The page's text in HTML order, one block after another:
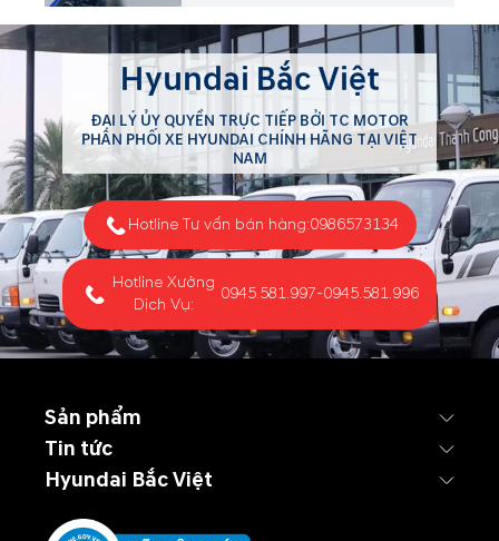
hưởng chế độ bảo hành
theo chính sách theo quy
định.Các điều khoản bảo
hành được áp dụng cho xe
ô tô Hyundai Thành Công
Việt Nam phân phối thông
qua các Đại lý ủy quyền và
chỉ có giá trị trong phạm vi...
Hyundai Bắc Việt
ĐẠI LÝ ỦY QUYỀN TRỰC TIẾP BỞI TC MOTOR
PHÂN PHỐI XE HYUNDAI CHÍNH HÃNG TẠI VIỆT
NAM
Hotline Tư vấn bán hàng:0986573134
Hotline Xưởng
Dịch Vụ:
0945.581.997-0945.581.996
Sản phẩm
Tin tức
Hyundai Bắc Việt